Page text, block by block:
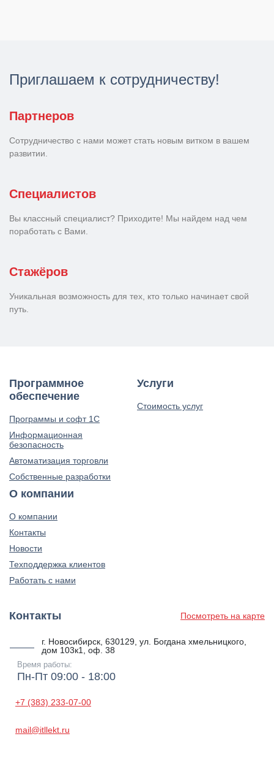
Приглашаем к сотрудничеству!
Партнеров
Сотрудничество с нами может стать новым витком в вашем
развитии.
Специалистов
Вы классный специалист? Приходите! Мы найдем над чем
поработать с Вами.
Стажёров
Уникальная возможность для тех, кто только начинает свой
путь.
Программное
обеспечение
Программы и софт 1С
Информационная
безопасность
Автоматизация торговли
Собственные разработки
Услуги
Стоимость услуг
О компании
О компании
Контакты
Новости
Техподдержка клиентов
Работать с нами
Контакты
г. Новосибирск, 630129, ул. Богдана хмельницкого,
дом 103к1, оф. 38
Время работы:
Пн-Пт 09:00 - 18:00
+7 (383) 233-07-00
mail@itllekt.ru
Посмотреть на карте